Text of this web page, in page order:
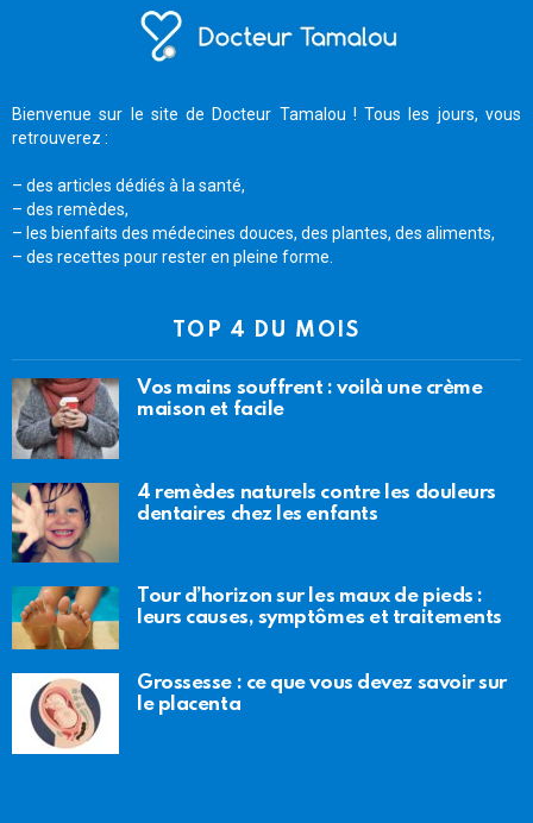
Bienvenue sur le site de Docteur Tamalou ! Tous les jours, vous
retrouverez :
– des articles dédiés à la santé,
– des remèdes,
– les bienfaits des médecines douces, des plantes, des aliments,
– des recettes pour rester en pleine forme.
TOP 4 DU MOIS
Vos mains souffrent : voilà une crème
maison et facile
4 remèdes naturels contre les douleurs
dentaires chez les enfants
Tour d’horizon sur les maux de pieds :
leurs causes, symptômes et traitements
Grossesse : ce que vous devez savoir sur
le placenta